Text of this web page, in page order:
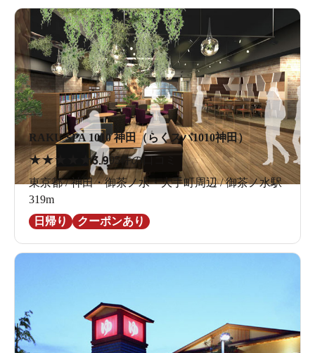
RAKU SPA 1010 神田（らくスパ1010神田）
★★★ ★3.995件の口コミ
東京都 / 神田・御茶ノ水・大手町周辺 / 御茶ノ水駅
319m
日帰り
クーポンあり